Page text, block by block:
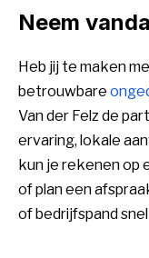
Neem
Heb jij te maken
betrouwbare
Van der Felz de
ervaring, lokale
kun je rekenen op
of plan een
of bedrijfspand